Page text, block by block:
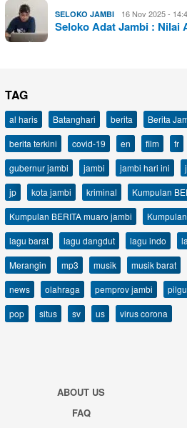
SELOKO JAMBI 16 Nov 2025 -
Seloko Adat Jambi : Nilai
TAG
al haris Batanghari berita Berita
berita terkini
covid-19 en film fr
gubernur jambi
jambi jambi hari ini
jp
kota jambi kriminal
Kumpulan
Kumpulan BERITA muaro jambi
lagu barat
lagu dangdut lagu indo
Merangin
mp3 musik musik barat
news
olahraga pemprov jambi
pop
situs sv us virus corona
ABOUT US
FAQ